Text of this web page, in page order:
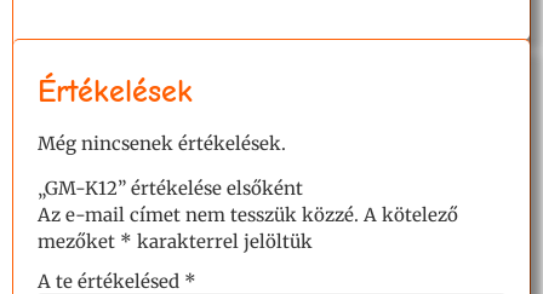
Értékelések
Még nincsenek értékelések.
„GM-K12” értékelése elsőként
Az e-mail címet nem tesszük közzé. A kötelező
mezőket * karakterrel jelöltük
A te értékelésed *